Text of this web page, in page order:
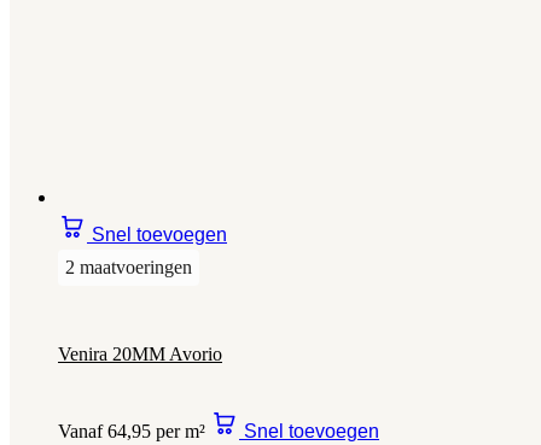
Snel toevoegen
2 maatvoeringen
Venira 20MM Avorio
Vanaf 64,95 per m² Snel toevoegen